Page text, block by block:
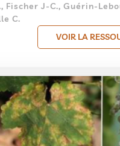
Fischer J-C., Guérin-
C.
VOIR LA